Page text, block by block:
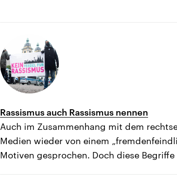
Rassismus auch Rassismus nennen
Auch im Zusammenhang mit dem
Medien wieder von einem
Motiven gesprochen. Doch diese Begriffe